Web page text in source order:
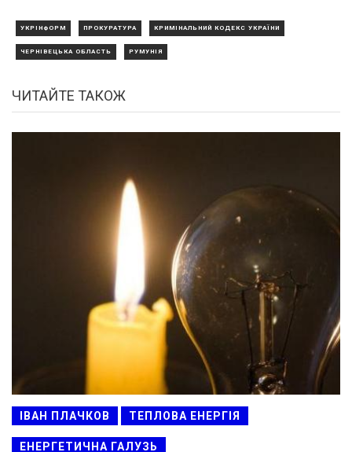
УКРІНФОРМ ПРОКУРАТУРА КРИМІНАЛЬНИЙ КОДЕКС УКРАЇНИ
ЧЕРНІВЕЦЬКА ОБЛАСТЬ РУМУНІЯ
ЧИТАЙТЕ ТАКОЖ
ІВАН ПЛАЧКОВ ТЕПЛОВА ЕНЕРГІЯ
ЕНЕРГЕТИЧНА ГАЛУЗЬ